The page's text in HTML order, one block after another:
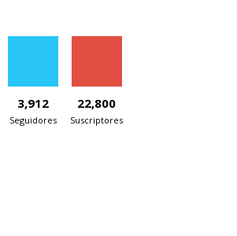
3,912
Seguidores
22,800
Suscriptores